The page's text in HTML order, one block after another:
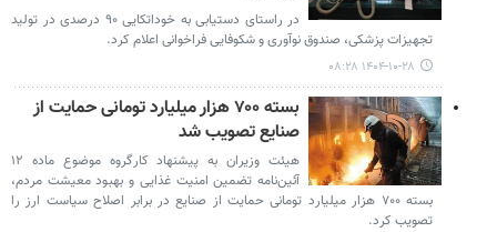
در راستای دستیابی به خوداتکایی ۹۰ درصدی در تولید
تجهیزات پزشکی، صندوق نوآوری و شکوفایی فراخوانی اعلام کرد.
۱۴۰۴-۱۰-۲۸ ۰۸:۲۸
بسته ۷۰۰ هزار میلیارد تومانی حمایت از
صنایع تصویب شد
هیئت وزیران به پیشنهاد کارگروه موضوع ماده ۱۲
آئین‌نامه تضمین امنیت غذایی و بهبود معیشت مردم،
بسته ۷۰۰ هزار میلیارد تومانی حمایت از صنایع در برابر اصلاح سیاست ارز را
تصویب کرد.